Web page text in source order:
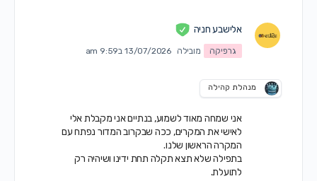
אלישבע חניה
גרפיקה מובילה 13/07/2026 ב9:59 am
מנהלת קהילה
אני שמחה מאוד לשמוע, בנתיים אני מקבלת אלי
לאישי את המקרים, ככה שבקרוב המדור נפתח עם
המקרה הראשון שלנו.
בתפילה שלא תצא תקלה תחת ידינו ושיהיה רק
לתועלת.